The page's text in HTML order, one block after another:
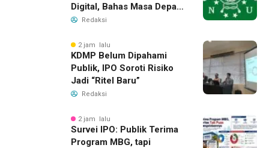
Digital, Bahas Masa Depan
NU di Era Disrupsi
Redaksi
2 jam lalu
KDMP Belum Dipahami
Publik, IPO Soroti Risiko
Jadi “Ritel Baru”
Redaksi
2 jam lalu
Survei IPO: Publik Terima
Program MBG, tapi